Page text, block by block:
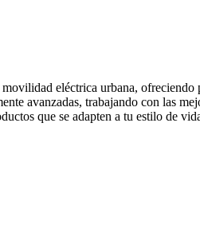
eléctrica urbana,
avanzadas, trabajando con las
que se adapten a tu estilo de